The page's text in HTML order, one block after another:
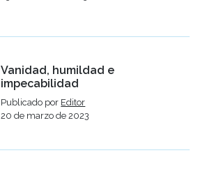
Vanidad, humildad e
impecabilidad
Publicado por Editor
20 de marzo de 2023